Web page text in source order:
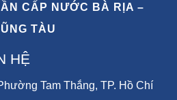
CẤP NƯỚC BÀ RỊA –
TÀU
HỆ
Tam Thắng, TP. Hồ Chí